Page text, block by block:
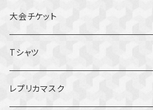
大会チケット
Tシャツ
レプリカマスク